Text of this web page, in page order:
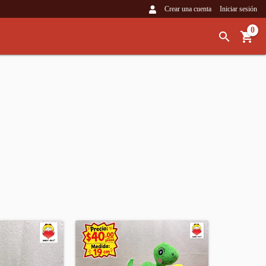
Crear una cuenta Iniciar sesión
0